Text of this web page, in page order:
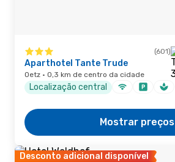
(601)
Aparthotel Tante Trude
Oetz · 0,3 km de centro da cidade
Localização central
Mostrar preços
Desconto adicional disponível